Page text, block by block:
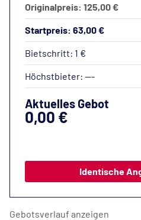
Originalpreis: 125,00 €
Startpreis: 63,00 €
Bietschritt: 1 €
Höchstbieter: ---
Aktuelles Gebot
0,00 €
Identische
Gebotsverlauf anzeigen